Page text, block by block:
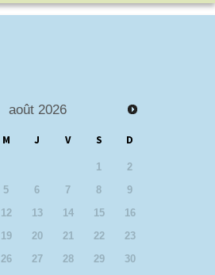
août 2026
M J V S D
1
2
5 6 7 8
9
12 13 14 15
16
19 20 21 22
23
26 27 28 29
30